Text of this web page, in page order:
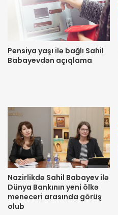
Pensiya yaşı ilə bağlı Sahil
Babayevdən açıqlama
Nazirlikdə Sahil Babayev ilə
Dünya Bankının yeni ölkə
meneceri arasında görüş
olub